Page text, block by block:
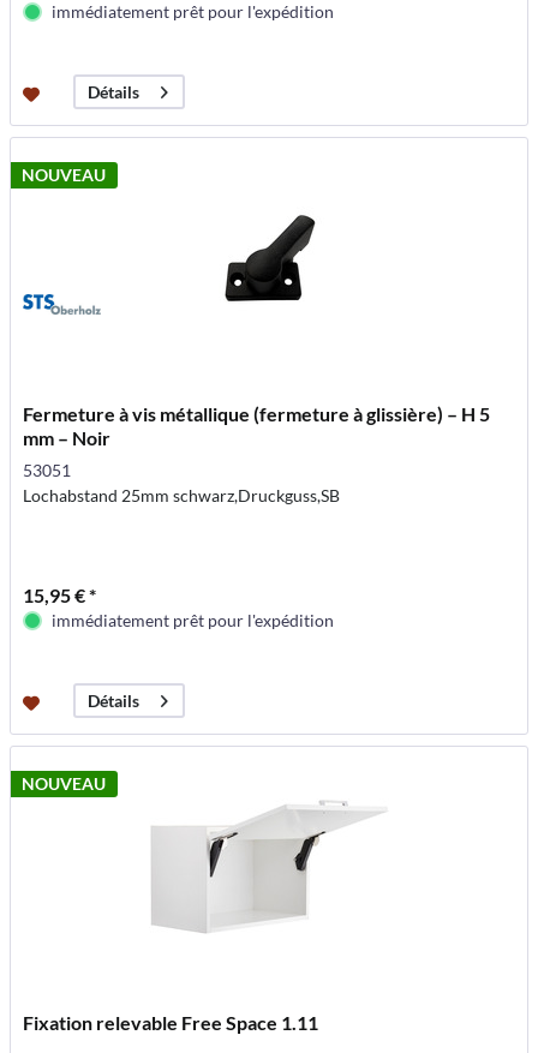
immédiatement prêt pour l'expédition
Détails
NOUVEAU
Fermeture à vis métallique (fermeture à glissière) – H 5
mm – Noir
53051
Lochabstand 25mm schwarz,Druckguss,SB
15,95 € *
immédiatement prêt pour l'expédition
Détails
NOUVEAU
Fixation relevable Free Space 1.11